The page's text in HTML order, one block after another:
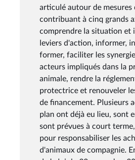
articulé autour de mesures
contribuant à cinq grands
comprendre la situation et
leviers d'action, informer,
former, faciliter les
acteurs impliqués dans la
animale, rendre la
protectrice et renouveler
de financement. Plusieurs
plan ont déjà eu lieu, sont
sont prévues à court
pour responsabiliser les
d'animaux de compagnie.